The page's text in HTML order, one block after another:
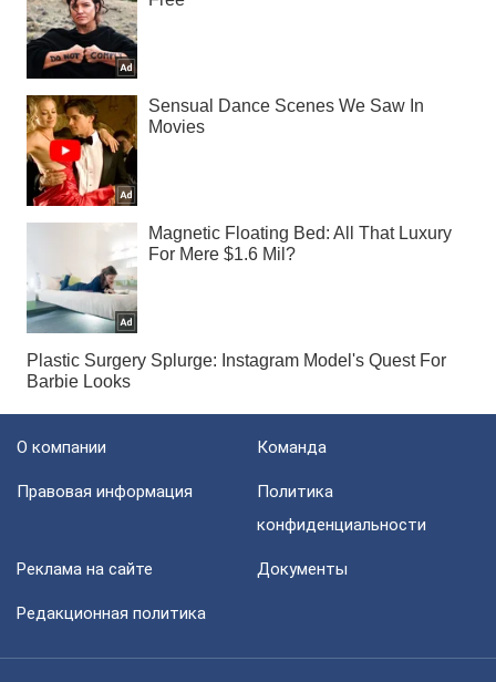
О компании Команда
Правовая информация
Политика
конфиденциальности
Реклама на сайте Документы
Редакционная политика